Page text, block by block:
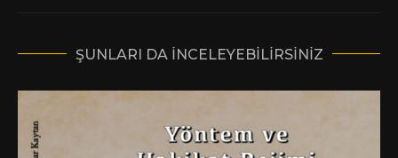
ŞUNLARI DA INCELEYEBILIRSINIZ